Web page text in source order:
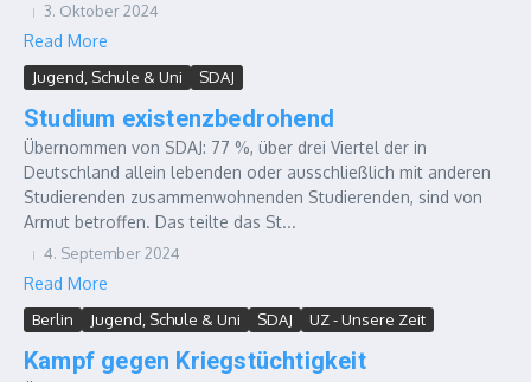
3. Oktober 2024
Read More
Jugend, Schule & Uni SDAJ
Studium existenzbedrohend
Übernommen von SDAJ: 77 %, über drei Viertel der in
Deutschland allein lebenden oder ausschließlich mit anderen
Studierenden zusammenwohnenden Studierenden, sind von
Armut betroffen. Das teilte das St...
4. September 2024
Read More
Berlin Jugend, Schule & Uni SDAJ UZ - Unsere Zeit
Kampf gegen Kriegstüchtigkeit